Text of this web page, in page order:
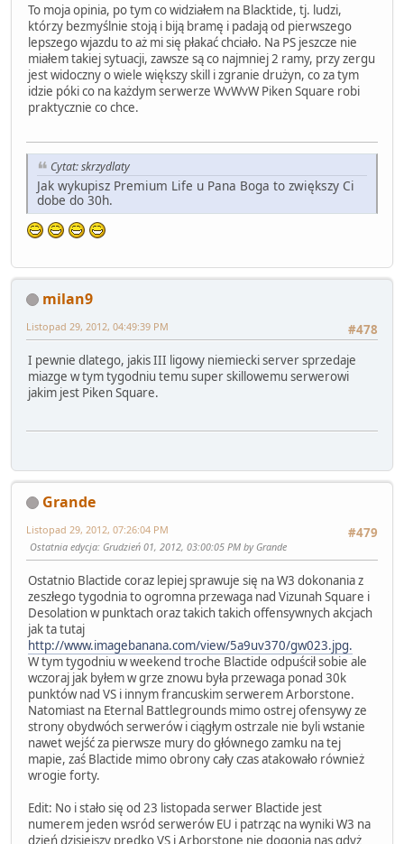
To moja opinia, po tym co widziałem na Blacktide, tj. ludzi,
którzy bezmyślnie stoją i biją bramę i padają od pierwszego
lepszego wjazdu to aż mi się płakać chciało. Na PS jeszcze nie
miałem takiej sytuacji, zawsze są co najmniej 2 ramy, przy zergu
jest widoczny o wiele większy skill i zgranie drużyn, co za tym
idzie póki co na każdym serwerze WvWvW Piken Square robi
praktycznie co chce.
Cytat: skrzydlaty
Jak wykupisz Premium Life u Pana Boga to zwiększy Ci
dobe do 30h.
milan9
#478
Listopad 29, 2012, 04:49:39 PM
I pewnie dlatego, jakis III ligowy niemiecki server sprzedaje
miazge w tym tygodniu temu super skillowemu serwerowi
jakim jest Piken Square.
Grande
#479
Listopad 29, 2012, 07:26:04 PM
Ostatnia edycja: Grudzień 01, 2012, 03:00:05 PM by Grande
Ostatnio Blactide coraz lepiej sprawuje się na W3 dokonania z
zeszłego tygodnia to ogromna przewaga nad Vizunah Square i
Desolation w punktach oraz takich takich offensywnych akcjach
jak ta tutaj
http://www.imagebanana.com/view/5a9uv370/gw023.jpg.
W tym tygodniu w weekend troche Blactide odpuścił sobie ale
wczoraj jak byłem w grze znowu była przewaga ponad 30k
punktów nad VS i innym francuskim serwerem Arborstone.
Natomiast na Eternal Battlegrounds mimo ostrej ofensywy ze
strony obydwóch serwerów i ciągłym ostrzale nie byli wstanie
nawet wejść za pierwsze mury do głównego zamku na tej
mapie, zaś Blactide mimo obrony cały czas atakowało również
wrogie forty.
Edit: No i stało się od 23 listopada serwer Blactide jest
numerem jeden wsród serwerów EU i patrząc na wyniki W3 na
dzień dzisiejszy prędko VS i Arborstone nie dogonią nas gdyż